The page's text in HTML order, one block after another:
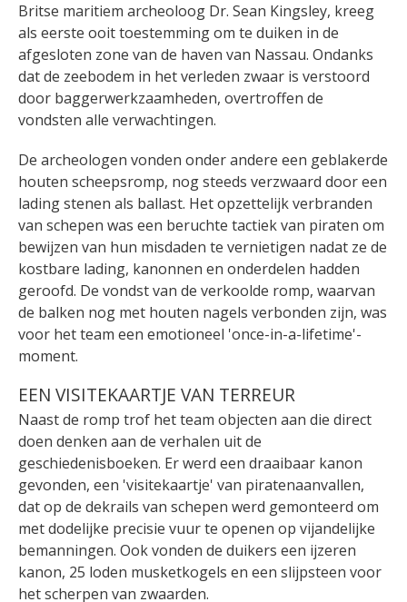
Britse maritiem archeoloog Dr. Sean Kingsley, kreeg
als eerste ooit toestemming om te duiken in de
afgesloten zone van de haven van Nassau. Ondanks
dat de zeebodem in het verleden zwaar is verstoord
door baggerwerkzaamheden, overtroffen de
vondsten alle verwachtingen.
De archeologen vonden onder andere een geblakerde
houten scheepsromp, nog steeds verzwaard door een
lading stenen als ballast. Het opzettelijk verbranden
van schepen was een beruchte tactiek van piraten om
bewijzen van hun misdaden te vernietigen nadat ze de
kostbare lading, kanonnen en onderdelen hadden
geroofd. De vondst van de verkoolde romp, waarvan
de balken nog met houten nagels verbonden zijn, was
voor het team een emotioneel 'once-in-a-lifetime'-
moment.
EEN VISITEKAARTJE VAN TERREUR
Naast de romp trof het team objecten aan die direct
doen denken aan de verhalen uit de
geschiedenisboeken. Er werd een draaibaar kanon
gevonden, een 'visitekaartje' van piratenaanvallen,
dat op de dekrails van schepen werd gemonteerd om
met dodelijke precisie vuur te openen op vijandelijke
bemanningen. Ook vonden de duikers een ijzeren
kanon, 25 loden musketkogels en een slijpsteen voor
het scherpen van zwaarden.